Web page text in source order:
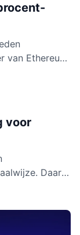
van Ethereum
dat
voor
Daar
Het bedrijf wil